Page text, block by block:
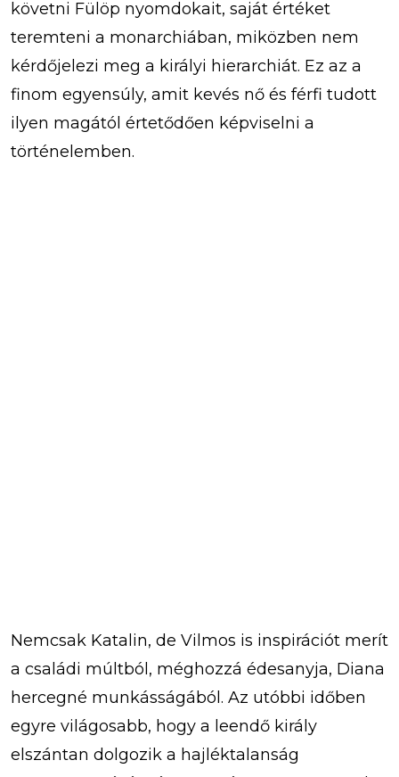
követni Fülöp nyomdokait, saját értéket
teremteni a monarchiában, miközben nem
kérdőjelezi meg a királyi hierarchiát. Ez az a
finom egyensúly, amit kevés nő és férfi tudott
ilyen magától értetődően képviselni a
történelemben.
Nemcsak Katalin, de Vilmos is inspirációt merít
a családi múltból, méghozzá édesanyja, Diana
hercegné munkásságából. Az utóbbi időben
egyre világosabb, hogy a leendő király
elszántan dolgozik a hajléktalanság